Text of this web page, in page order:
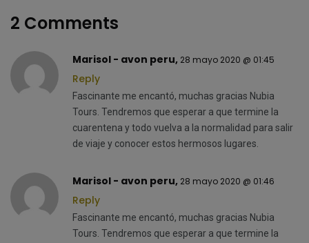
2 Comments
Marisol - avon peru, 28 mayo 2020 @ 01:45
Reply
Fascinante me encantó, muchas gracias Nubia
Tours. Tendremos que esperar a que termine la
cuarentena y todo vuelva a la normalidad para salir
de viaje y conocer estos hermosos lugares.
Marisol - avon peru, 28 mayo 2020 @ 01:46
Reply
Fascinante me encantó, muchas gracias Nubia
Tours. Tendremos que esperar a que termine la